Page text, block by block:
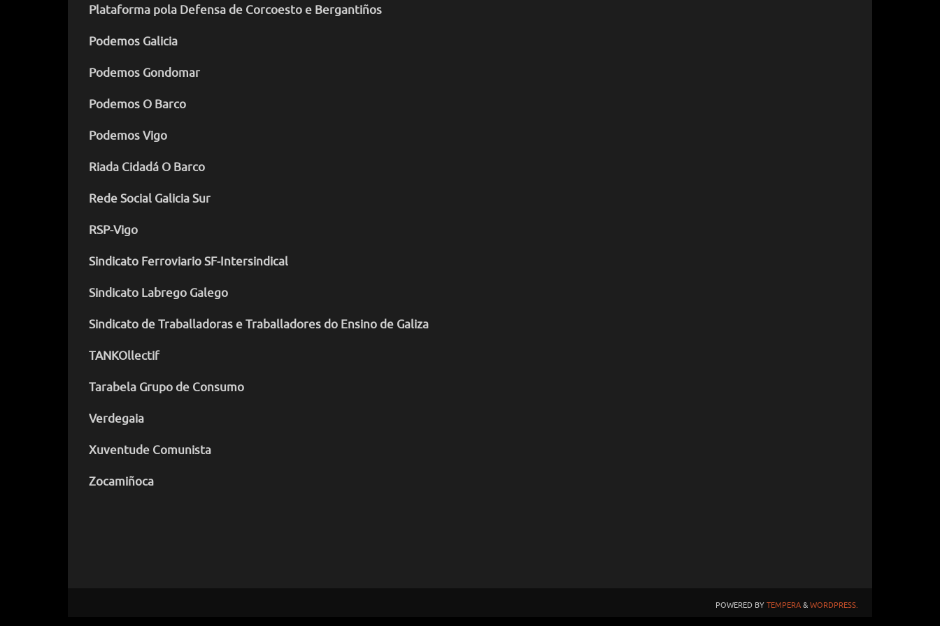
Plataforma pola Defensa de Corcoesto e Bergantiños
Podemos Galicia
Podemos Gondomar
Podemos O Barco
Podemos Vigo
Riada Cidadá O Barco
Rede Social Galicia Sur
RSP-Vigo
Sindicato Ferroviario SF-Intersindical
Sindicato Labrego Galego
Sindicato de Traballadoras e Traballadores do Ensino de Galiza
TANKOllectif
Tarabela Grupo de Consumo
Verdegaia
Xuventude Comunista
Zocamiñoca
POWERED BY TEMPERA & WORDPRESS.